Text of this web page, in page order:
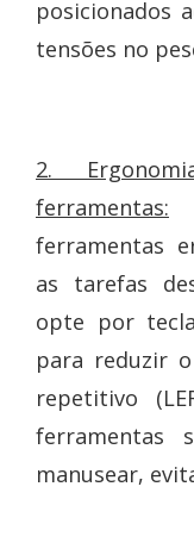
posicionados
tensões no
2.
ferramentas:
ferramentas
as tarefas
opte por
para reduzir
repetitivo
ferramentas
manusear,